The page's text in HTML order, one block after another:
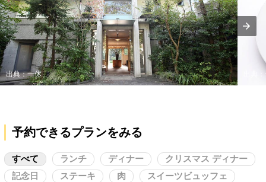
出典：一休 出典
予約できるプランをみる
すべて ランチ ディナー
クリスマス ディナー
記念日
ステーキ 肉
スイーツビュッフェ